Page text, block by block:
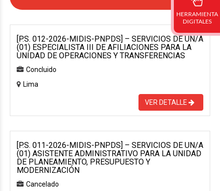
[P.S. 012-2026-MIDIS-PNPDS] – SERVICIOS DE UN/A
(01) ESPECIALISTA III DE AFILIACIONES PARA LA
UNIDAD DE OPERACIONES Y TRANSFERENCIAS
Concluido
Lima
VER DETALLE
[P.S. 011-2026-MIDIS-PNPDS] – SERVICIOS DE UN/A
(01) ASISTENTE ADMINISTRATIVO PARA LA UNIDAD
DE PLANEAMIENTO, PRESUPUESTO Y
MODERNIZACIÓN
Cancelado
HERRAMIENTA
DIGITALES